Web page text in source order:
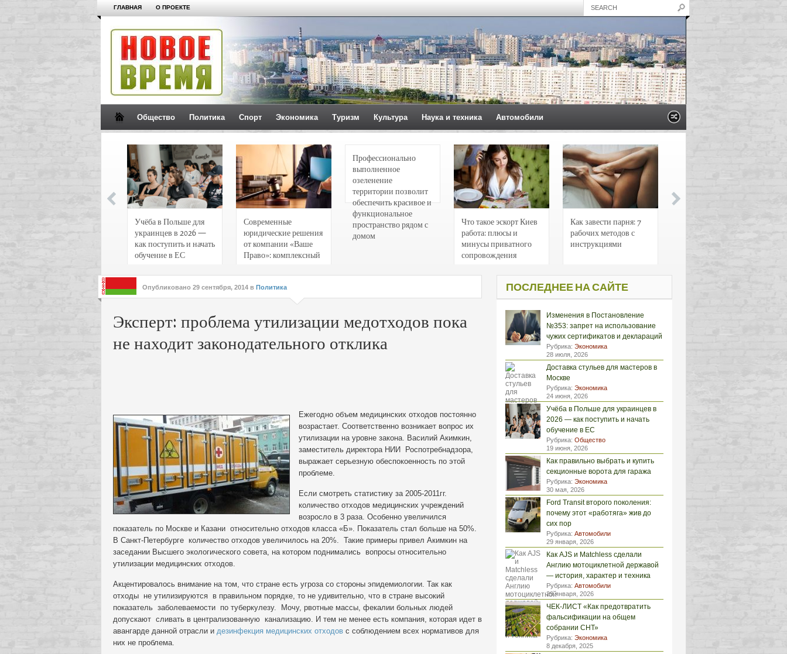
ГЛАВНАЯ О ПРОЕКТЕ
Общество Политика Спорт Экономика Туризм Культура Наука и техника Автомобили
Учёба в Польше для
украинцев в 2026 —
как поступить и начать
обучение в ЕС
Современные
юридические решения
от компании «Ваше
Право»: комплексный
интересов клиентов
Профессионально
выполненное
озеленение
территории позволит
обеспечить красивое и
функциональное
пространство рядом с
домом
Что такое эскорт Киев
работа: плюсы и
минусы приватного
сопровождения
Как завести парня: 7
рабочих методов с
инструкциями
Опубликовано 29 сентября, 2014 в Политика
Эксперт: проблема утилизации медотходов пока
не находит законодательного отклика
Ежегодно объем медицинских отходов постоянно
возрастает. Соответственно возникает вопрос их
утилизации на уровне закона. Василий Акимкин,
заместитель директора НИИ Роспотребнадзора,
выражает серьезную обеспокоенность по этой
проблеме.
Если смотреть статистику за 2005-2011гг.
количество отходов медицинских учреждений
возросло в 3 раза. Особенно увеличился
показатель по Москве и Казани относительно отходов класса «Б». Показатель стал больше на 50%.
В Санкт-Петербурге количество отходов увеличилось на 20%. Такие примеры привел Акимкин на
заседании Высшего экологического совета, на котором поднимались вопросы относительно
утилизации медицинских отходов.
Акцентировалось внимание на том, что стране есть угроза со стороны эпидемиологии. Так как
отходы не утилизируются в правильном порядке, то не удивительно, что в стране высокий
показатель заболеваемости по туберкулезу. Мочу, рвотные массы, фекалии больных людей
допускают сливать в централизованную канализацию. И тем не менее есть компания, которая идет в
авангарде данной отрасли и дезинфекция медицинских отходов с соблюдением всех нормативов для
них не проблема.
ПОСЛЕДНЕЕ НА САЙТЕ
Изменения в Постановление
№353: запрет на использование
чужих сертификатов и деклараций
Рубрика: Экономика
28 июля, 2026
Доставка стульев для мастеров в
Москве
Рубрика: Экономика
24 июня, 2026
Учёба в Польше для украинцев в
2026 — как поступить и начать
обучение в ЕС
Рубрика: Общество
19 июня, 2026
Как правильно выбрать и купить
секционные ворота для гаража
Рубрика: Экономика
30 мая, 2026
Ford Transit второго поколения:
почему этот «работяга» жив до
сих пор
Рубрика: Автомобили
29 января, 2026
Как AJS и Matchless сделали
Англию мотоциклетной державой
— история, характер и техника
Рубрика: Автомобили
29 января, 2026
ЧЕК-ЛИСТ «Как предотвратить
фальсификации на общем
собрании СНТ»
Рубрика: Экономика
8 декабря, 2025